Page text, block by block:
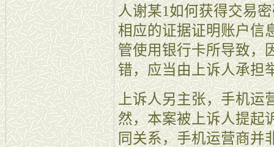
人谢某1如何获得交易
相应的证据证明账户信
管使用银行卡所导致，
错，应当由上诉人承担
上诉人另主张，手机运
然，本案被上诉人提起
同关系，手机运营商并